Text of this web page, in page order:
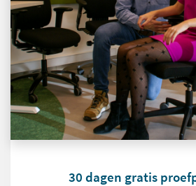
30 dagen gratis